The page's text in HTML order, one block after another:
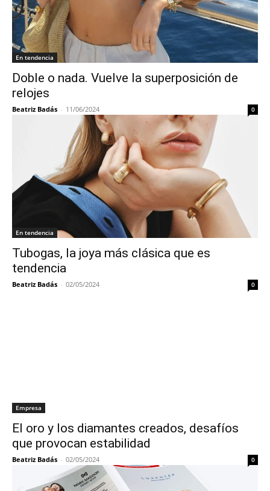
En tendencia
Doble o nada. Vuelve la superposición de
relojes
Beatriz Badás - 11/06/2024 0
En tendencia
Tubogas, la joya más clásica que es
tendencia
Beatriz Badás - 02/05/2024 0
Empresa
El oro y los diamantes creados, desafíos
que provocan estabilidad
Beatriz Badás - 02/05/2024 0